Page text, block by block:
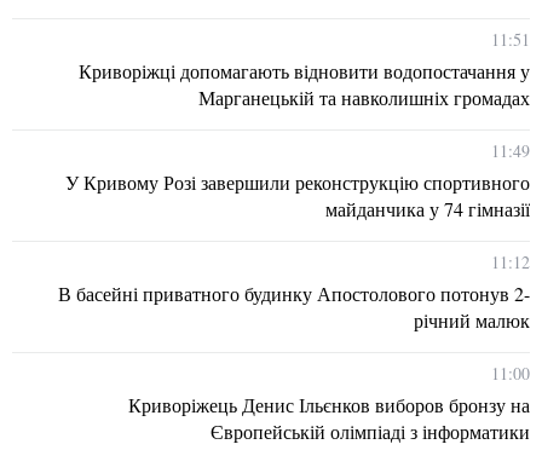
11:51
Криворіжці допомагають відновити водопостачання у
Марганецькій та навколишніх громадах
11:49
У Кривому Розі завершили реконструкцію спортивного
майданчика у 74 гімназії
11:12
В басейні приватного будинку Апостолового потонув 2-
річний малюк
11:00
Криворіжець Денис Ільєнков виборов бронзу на
Європейській олімпіаді з інформатики